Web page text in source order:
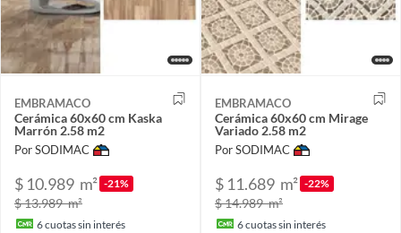
EMBRAMACO
Cerámica 60x60 cm Kaska
Marrón 2.58 m2
Por SODIMAC
$ 10.989 m² -21%
$ 13.989m²
6cuotas sin interés
EMBRAMACO
Cerámica 60x60 cm Mirage
Variado 2.58 m2
Por SODIMAC
$ 11.689 m² -22%
$ 14.989m²
6cuotas sin interés